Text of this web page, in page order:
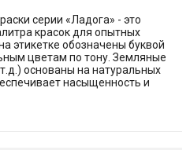
серии «Ладога» - это
красок для опытных
этикетке обозначены буквой
цветам по тону. Земляные
основаны на натуральных
насыщенность и